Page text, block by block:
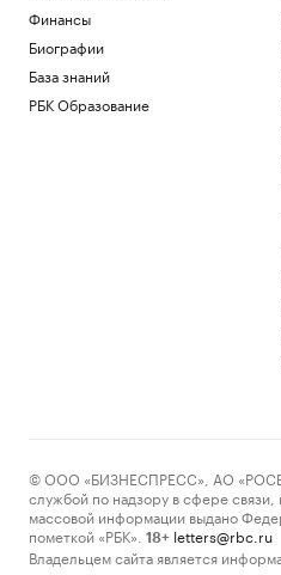
Финансы
Биографии
База знаний
РБК Образование
© ООО «БИЗНЕСПРЕСС», АО
службой по надзору в сфере
массовой информации выдано
пометкой «РБК».
18+ letters@rbc.ru
Владельцем сайта является